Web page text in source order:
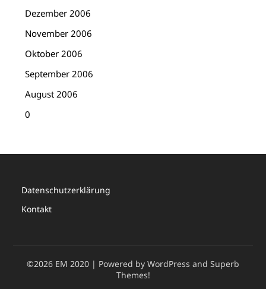
Dezember 2006
November 2006
Oktober 2006
September 2006
August 2006
0
Datenschutzerklärung
Kontakt
©2026 EM 2020 | Powered by WordPress and Superb
Themes!